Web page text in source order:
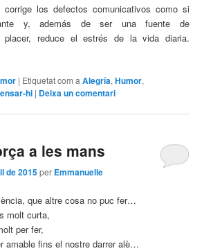
corrige los defectos comunicativos como si
y, además de ser una fuente de
placer, reduce el estrés de la vida diaria.
| Etiquetat com a Alegría,Humor,
hi | Deixa un comentari
a les mans
de 2015per Emmanuelle
que altre cosa no puc fer…
molt curta,
per fer,
amable fins el nostre darrer alè…